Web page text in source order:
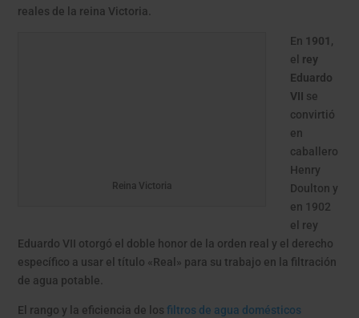
reales de la reina Victoria.
Reina Victoria
En 1901 ,
el rey
Eduardo
VII se
convirtió
en
caballero
Henry
Doulton y
en 1902
el rey
Eduardo VII otorgó el doble honor de la orden real y el derecho
específico a usar el título «Real» para su trabajo en la filtración
de agua potable.
El rango y la eficiencia de losfiltros de agua domésticos